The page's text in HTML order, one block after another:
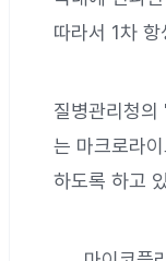
따라서 1차
질병관리청
는 마크로라
하도록 하고